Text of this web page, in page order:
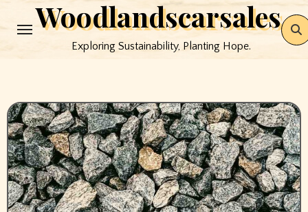
to
Woodlandscarsales
Exploring Sustainability, Planting Hope.